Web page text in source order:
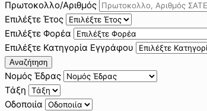
Πρωτοκολλο/Αριθμός
Επιλέξτε Έτος
Επιλέξτε Φορέα
Επιλέξτε Κατηγορία Εγγράφου
Αναζήτηση
Νομός Έδρας
Τάξη
Οδοποιία